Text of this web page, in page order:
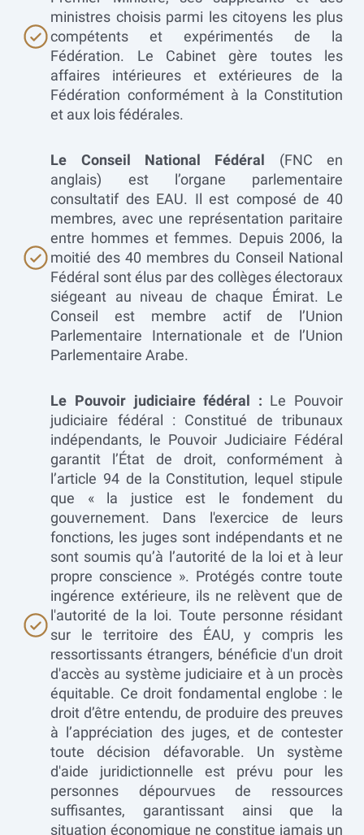
ministres choisis parmi les citoyens les plus
compétents et expérimentés de la
Fédération. Le Cabinet gère toutes les
affaires intérieures et extérieures de la
Fédération conformément à la Constitution
et aux lois fédérales.
Le Conseil National Fédéral (FNC en
anglais) est l’organe parlementaire
consultatif des EAU. Il est composé de 40
membres, avec une représentation paritaire
entre hommes et femmes. Depuis 2006, la
moitié des 40 membres du Conseil National
Fédéral sont élus par des collèges électoraux
siégeant au niveau de chaque Émirat. Le
Conseil est membre actif de l’Union
Parlementaire Internationale et de l’Union
Parlementaire Arabe.
Le Pouvoir judiciaire fédéral : Le Pouvoir
judiciaire fédéral : Constitué de tribunaux
indépendants, le Pouvoir Judiciaire Fédéral
garantit l’État de droit, conformément à
l’article 94 de la Constitution, lequel stipule
que « la justice est le fondement du
gouvernement. Dans l'exercice de leurs
fonctions, les juges sont indépendants et ne
sont soumis qu’à l’autorité de la loi et à leur
propre conscience ». Protégés contre toute
ingérence extérieure, ils ne relèvent que de
l'autorité de la loi. Toute personne résidant
sur le territoire des ÉAU, y compris les
ressortissants étrangers, bénéficie d'un droit
d'accès au système judiciaire et à un procès
équitable. Ce droit fondamental englobe : le
droit d’être entendu, de produire des preuves
à l’appréciation des juges, et de contester
toute décision défavorable. Un système
d'aide juridictionnelle est prévu pour les
personnes dépourvues de ressources
suffisantes, garantissant ainsi que la
situation économique ne constitue jamais un